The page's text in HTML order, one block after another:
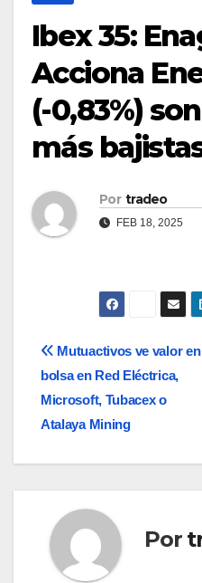
Ibex 35:
Acciona
(-0,83%)
más
Por tradeo
FEB 18, 2025
Navegación
de
entradas
Mutuactivos ve valor en
bolsa en Red Eléctrica,
Microsoft, Tubacex o
Atalaya Mining
Por